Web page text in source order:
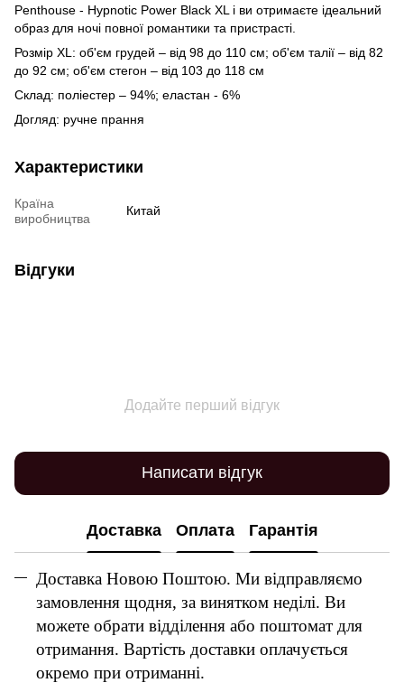
Penthouse - Hypnotic Power Black XL і ви отримаєте ідеальний
образ для ночі повної романтики та пристрасті.
Розмір XL: об'єм грудей – від 98 до 110 см; об'єм талії – від 82
до 92 см; об'єм стегон – від 103 до 118 см
Склад: поліестер – 94%; еластан - 6%
Догляд: ручне прання
Характеристики
Країна
виробництва
Китай
Відгуки
Додайте перший відгук
Написати відгук
Доставка Оплата Гарантія
Доставка Новою Поштою. Ми відправляємо
замовлення щодня, за винятком неділі. Ви
можете обрати відділення або поштомат для
отримання. Вартість доставки оплачується
окремо при отриманні.